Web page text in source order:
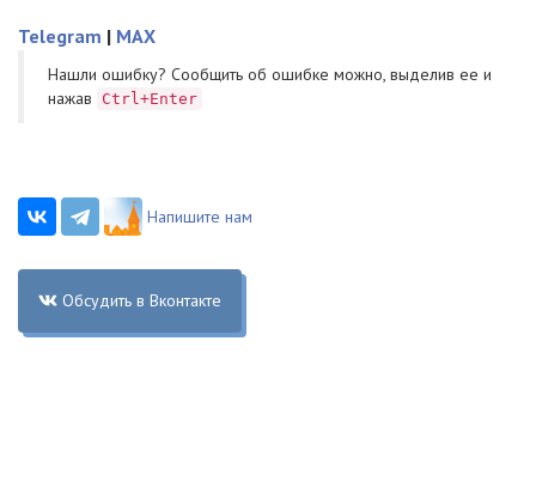
Telegram | MAX
Нашли ошибку? Cообщить об ошибке можно, выделив ее и
нажав
Ctrl+Enter
Напишите нам
Обсудить в Вконтакте